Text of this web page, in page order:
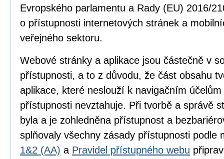
Evropského parlamentu a Rady (EU) 2016/
o přístupnosti internetových stránek a
veřejného sektoru.
Webové stránky a aplikace jsou částečně v
přístupnosti, a to z důvodu, že část obsahu
aplikace, které neslouží k navigačním
přístupnosti nevztahuje. Při tvorbě a správě
byla a je zohledněna přístupnost a
splňovaly všechny zásady přístupnosti podle
1&2 (AA) a Pravidel přístupného webu